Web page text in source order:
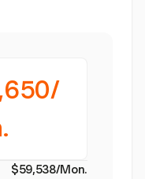
$59,538/Mon.